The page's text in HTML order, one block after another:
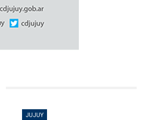
JUJUY